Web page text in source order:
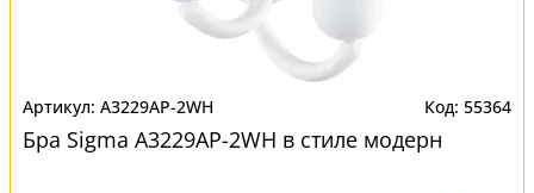
A3229AP-2WH 55364
Бра Sigma A3229AP-2WH в стиле модерн